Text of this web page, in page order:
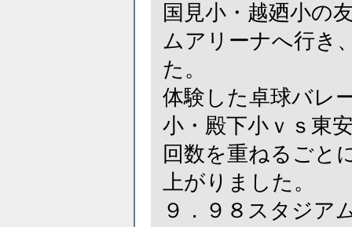
国見小・越廼小の
ムアリーナへ行き
た。
体験した卓球バレ
小・殿下小ｖｓ東
回数を重ねるごと
上がりました。
９．９８スタジア